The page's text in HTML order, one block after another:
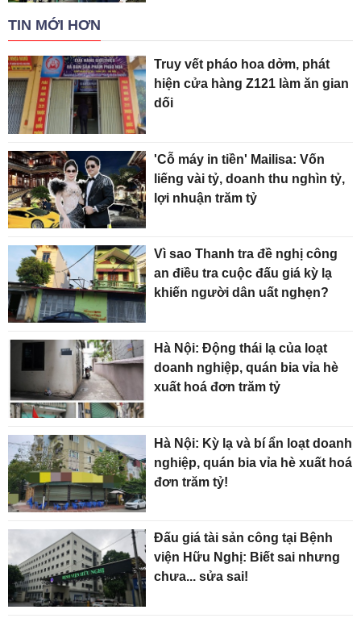
TIN MỚI HƠN
Truy vết pháo hoa dởm, phát
hiện cửa hàng Z121 làm ăn gian
dối
'Cỗ máy in tiền' Mailisa: Vốn
liếng vài tỷ, doanh thu nghìn tỷ,
lợi nhuận trăm tỷ
Vì sao Thanh tra đề nghị công
an điều tra cuộc đấu giá kỳ lạ
khiến người dân uất nghẹn?
Hà Nội: Động thái lạ của loạt
doanh nghiệp, quán bia vỉa hè
xuất hoá đơn trăm tỷ
Hà Nội: Kỳ lạ và bí ẩn loạt doanh
nghiệp, quán bia vỉa hè xuất hoá
đơn trăm tỷ!
Đấu giá tài sản công tại Bệnh
viện Hữu Nghị: Biết sai nhưng
chưa... sửa sai!